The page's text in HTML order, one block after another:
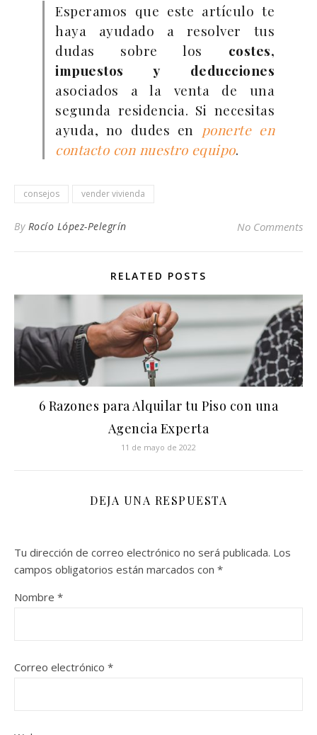
Esperamos que este artículo te
haya ayudado a resolver tus
dudas sobre los costes,
impuestos y deducciones
asociados a la venta de una
segunda residencia. Si necesitas
ayuda, no dudes en ponerte en
contacto con nuestro equipo.
consejos vender vivienda
By Rocío López-Pelegrín No Comments
RELATED POSTS
6 Razones para Alquilar tu Piso con una
Agencia Experta
11 de mayo de 2022
DEJA UNA RESPUESTA
Tu dirección de correo electrónico no será publicada. Los
campos obligatorios están marcados con *
Nombre *
Correo electrónico *